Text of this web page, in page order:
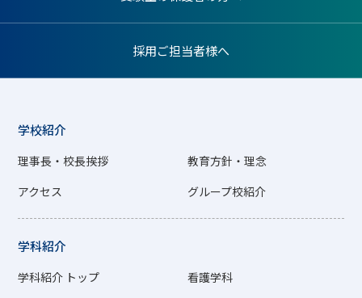
採用ご担当者様へ
学校紹介
理事長・校長挨拶
教育方針・理念
アクセス
グループ校紹介
学科紹介
学科紹介 トップ
看護学科